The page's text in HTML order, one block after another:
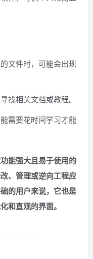
文件时，可能会出现
找相关文档或教程。
需要花时间学习才能
能强大且易于使用的
、管理或逆向工程应
的用户来说，它也是
和直观的界面。